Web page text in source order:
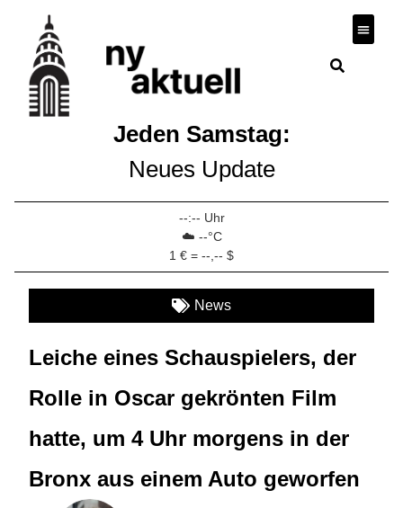
Jeden Samstag:
Neues Update
--:-- Uhr
☁️ --°C
1 € = --,-- $
News
Leiche eines Schauspielers, der
Rolle in Oscar gekrönten Film
hatte, um 4 Uhr morgens in der
Bronx aus einem Auto geworfen